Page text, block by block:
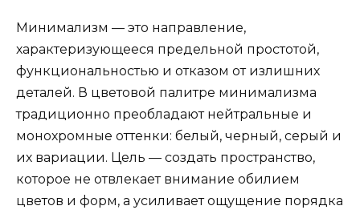
Минимализм — это направление,
характеризующееся предельной простотой,
функциональностью и отказом от излишних
деталей. В цветовой палитре минимализма
традиционно преобладают нейтральные и
монохромные оттенки: белый, черный, серый и
их вариации. Цель — создать пространство,
которое не отвлекает внимание обилием
цветов и форм, а усиливает ощущение порядка